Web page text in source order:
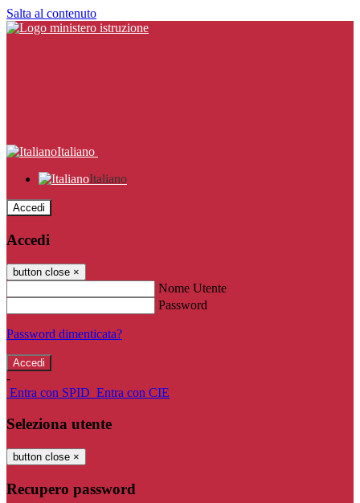
Salta al contenuto
Italiano
Italiano
Accedi
Accedi
button close ×
Nome Utente
Password
Password dimenticata?
-
Entra con SPID Entra con CIE
Seleziona utente
button close ×
Recupero password